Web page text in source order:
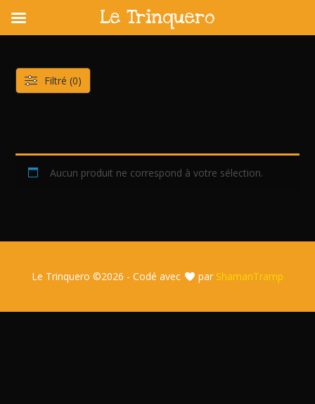
content
Aucun produit ne correspond à votre sélection.
Filtré (0)
Le Trinquero ©2026 - Codé avec par ShamanTramp
Le Trinquero